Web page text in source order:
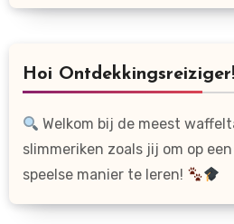
Hoi Ontdekkingsreiziger!
Welkom bij de meest
slimmeriken zoals jij om op
speelse manier te leren!